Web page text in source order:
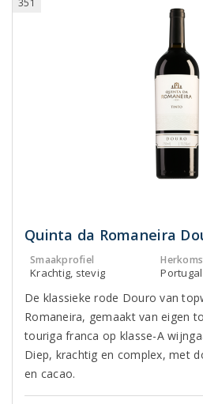
351
Quinta da Romaneira
Smaakprofiel
Krachtig, stevig
De klassieke rode Douro van
Romaneira, gemaakt van eigen
touriga franca op klasse-A
Diep, krachtig en complex, met
en cacao.